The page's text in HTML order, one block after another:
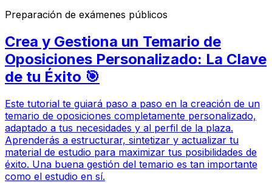
Preparación de exámenes públicos
Crea y Gestiona un Temario de
Oposiciones Personalizado: La Clave
de tu Éxito 🎯
Este tutorial te guiará paso a paso en la creación de un
temario de oposiciones completamente personalizado,
adaptado a tus necesidades y al perfil de la plaza.
Aprenderás a estructurar, sintetizar y actualizar tu
material de estudio para maximizar tus posibilidades de
éxito. Una buena gestión del temario es tan importante
como el estudio en sí.